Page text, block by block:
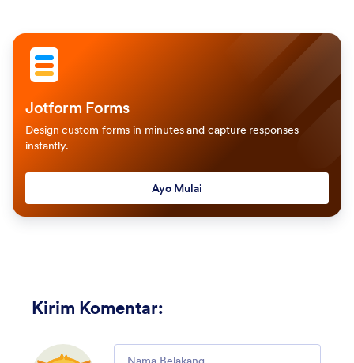
Jotform Forms
Design custom forms in minutes and capture responses
instantly.
Ayo Mulai
Kirim Komentar:
Comment